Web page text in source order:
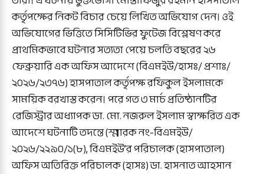
কর্তৃপক্ষের নিকট বিচার চেয়ে লিখিত অভিযোগ দেন। ওই
অভিযোগের ভিত্তিতে সিসিটিভির ফুটেজ বিশ্লেষণ করে
প্রাথমিকভাবে ঘটনার সত্যতা পেয়ে চলতি বছরের ২৬
ফেব্রুয়ারি এক অফিস আদেশে (বিএমইউ/হাসঃ/ প্রশাঃ/
২০২৬/২৩৭৬) হাসপাতাল কর্তৃপক্ষ রফিকুল ইসলামকে
সাময়িক বরখাস্ত করেন। পরে গত ৩ মার্চ প্রতিষ্ঠানটির
রেজিস্ট্রার অধ্যাপক ডা. মো. নজরুল ইসলাম স্বাক্ষরিত এক
আদেশে ঘটনাটি তদন্তে (স্মারক নং-বিএমইউ/
২০২৬/২২৯০/১(৮), বিএমইউ’র পরিচালক (হাসপাতাল)
অফিস অতিরিক্ত পরিচালক (হাসঃ) ডা. হাসনাত আহসান